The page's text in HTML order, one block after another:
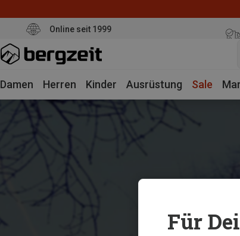
Online seit 1999
Damen Herren Kinder Ausrüstung Sale
Für